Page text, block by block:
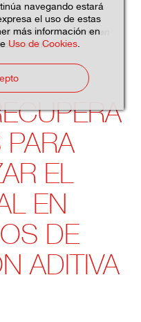
navegando estará
el uso de estas
más información en
Uso de Cookies.
reutilizar el material en
aditiva
PARA
EL
EN
DE
ADITIVA